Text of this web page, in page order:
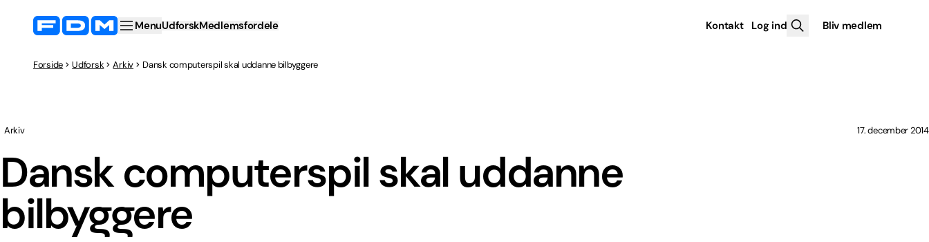
MenuUdforskMedlemsfordele Kontakt Log ind Bliv medlem
Forside Udforsk Arkiv Dansk computerspil skal uddanne bilbyggere
Dansk computerspil skal uddanne
bilbyggere
Arkiv 17. december 2014